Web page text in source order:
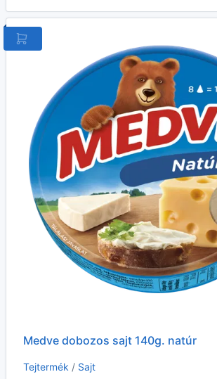
Medve dobozos sajt 140g. natúr
Tejtermék / Sajt